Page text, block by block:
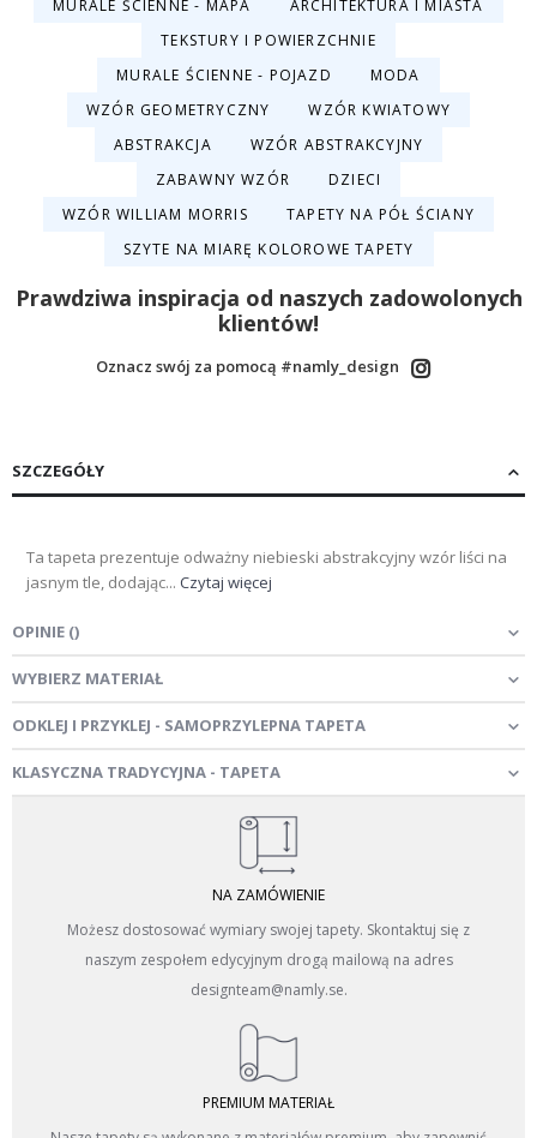
MURALE ŚCIENNE - MAPA
ARCHITEKTURA I MIASTA
TEKSTURY I POWIERZCHNIE
MURALE ŚCIENNE - POJAZD
MODA
WZÓR GEOMETRYCZNY
WZÓR KWIATOWY
ABSTRAKCJA
WZÓR ABSTRAKCYJNY
ZABAWNY WZÓR
DZIECI
WZÓR WILLIAM MORRIS
TAPETY NA PÓŁ ŚCIANY
SZYTE NA MIARĘ KOLOROWE TAPETY
Prawdziwa inspiracja od naszych zadowolonych
klientów!
Oznacz swój za pomocą #namly_design
SZCZEGÓŁY
Ta tapeta prezentuje odważny niebieski abstrakcyjny wzór liści na
jasnym tle, dodając... Czytaj więcej
OPINIE ()
WYBIERZ MATERIAŁ
ODKLEJ I PRZYKLEJ - SAMOPRZYLEPNA TAPETA
KLASYCZNA TRADYCYJNA - TAPETA
NA ZAMÓWIENIE
Możesz dostosować wymiary swojej tapety. Skontaktuj się z
naszym zespołem edycyjnym drogą mailową na adres
designteam@namly.se.
PREMIUM MATERIAŁ